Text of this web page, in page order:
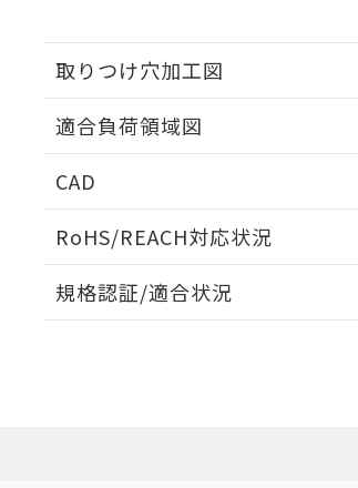
取りつけ穴加工図
適合負荷領域図
CAD
RoHS/REACH対応状況
EU RoHS 注意事項・凡例
規格認証/適合状況